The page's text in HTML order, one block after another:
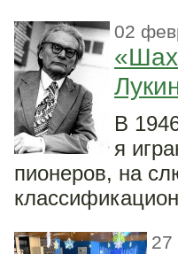
02
В
я
пионеров, на
27